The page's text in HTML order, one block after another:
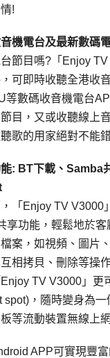
!
機電台及最新數碼
節目嗎?「Enjoy
可即時收聽全港收
等數碼收音機電台
目，又或收聽線上
歌的用家絕對不能
: BT下載、Samba
「Enjoy TV V3000
享功能，輕鬆地於客
案，如視頻、圖片
相拷貝、刪除等操
TV V3000」更
spot)，隨時變身為
等流動裝置無線上
APP可實現豐